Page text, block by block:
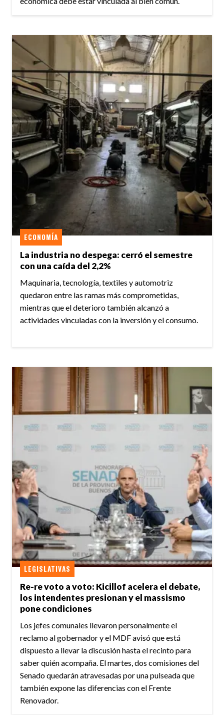
La industria no despega: cerró el semestre
con una caída del 2,2%
ECONOMÍA
Maquinaria, tecnología, textiles y automotriz
quedaron entre las ramas más comprometidas,
mientras que el deterioro también alcanzó a
actividades vinculadas con la inversión y el consumo.
Re-re voto a voto: Kicillof acelera el debate,
los intendentes presionan y el massismo
pone condiciones
LEGISLATIVAS
Los jefes comunales llevaron personalmente el
reclamo al gobernador y el MDF avisó que está
dispuesto a llevar la discusión hasta el recinto para
saber quién acompaña. El martes, dos comisiones del
Senado quedarán atravesadas por una pulseada que
también expone las diferencias con el Frente
Renovador.